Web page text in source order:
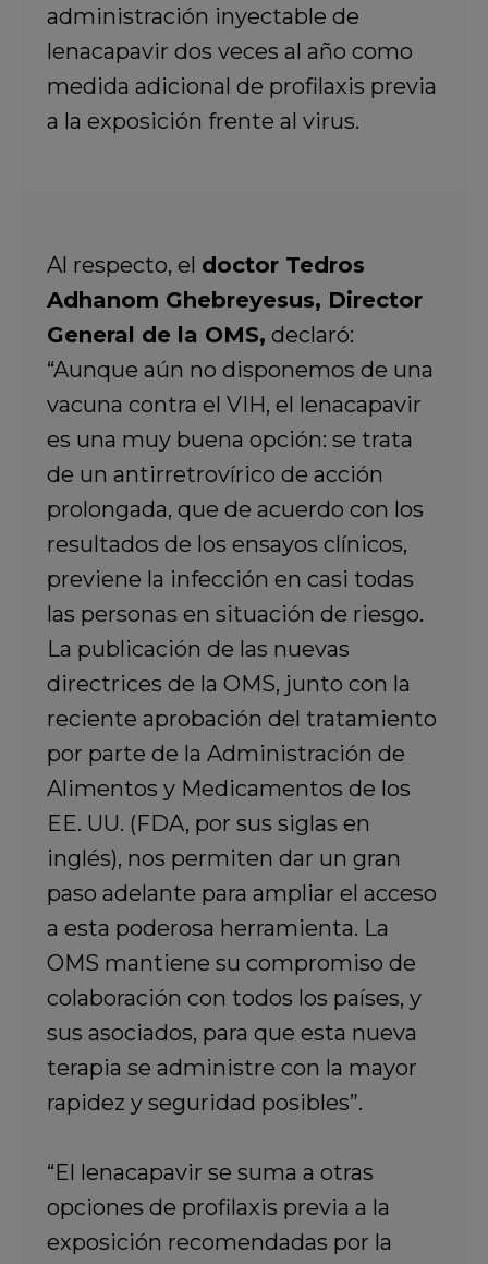
administración inyectable de
lenacapavir dos veces al año como
medida adicional de profilaxis previa
a la exposición frente al virus.
Al respecto, el doctor Tedros
Adhanom Ghebreyesus, Director
General de la OMS, declaró:
“Aunque aún no disponemos de una
vacuna contra el VIH, el lenacapavir
es una muy buena opción: se trata
de un antirretrovírico de acción
prolongada, que de acuerdo con los
resultados de los ensayos clínicos,
previene la infección en casi todas
las personas en situación de riesgo.
La publicación de las nuevas
directrices de la OMS, junto con la
reciente aprobación del tratamiento
por parte de la Administración de
Alimentos y Medicamentos de los
EE. UU. (FDA, por sus siglas en
inglés), nos permiten dar un gran
paso adelante para ampliar el acceso
a esta poderosa herramienta. La
OMS mantiene su compromiso de
colaboración con todos los países, y
sus asociados, para que esta nueva
terapia se administre con la mayor
rapidez y seguridad posibles”.
“El lenacapavir se suma a otras
opciones de profilaxis previa a la
exposición recomendadas por la